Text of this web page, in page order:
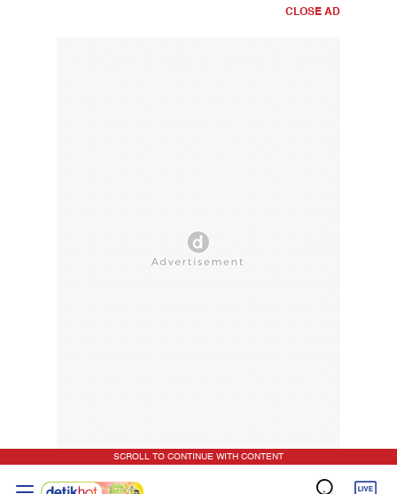
CLOSE AD
SCROLL TO CONTINUE WITH CONTENT